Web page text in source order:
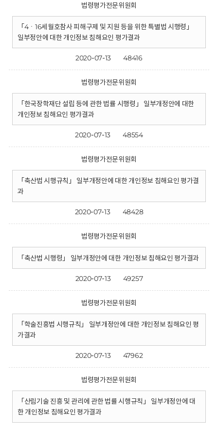
법령평가전문위원회
「4ㆍ16세월호참사 피해구제 및 지원 등을 위한 특별법 시행령」
일부정안에 대한 개인정보 침해요인 평가결과
2020-07-13 48416
법령평가전문위원회
「한국장학재단 설립 등에 관한 법률 시행령」 일부개정안에 대한
개인정보 침해요인 평갸결과
2020-07-13 48554
법령평가전문위원회
「축산법 시행규칙」 일부개정안에 대한 개인정보 침해요인 평가결
과
2020-07-13 48428
법령평가전문위원회
「축산법 시행령」 일부개정안에 대한 개인정보 침해요인 평가결과
2020-07-13 49257
법령평가전문위원회
「학술진흥법 시행규칙」 일부개정안에 대한 개인정보 침해요인 평
가결과
2020-07-13 47962
법령평가전문위원회
「산림기술 진흥 및 관리에 관한 법률 시행규칙」 일부개정안에 대
한 개인정보 침해요인 평가결과